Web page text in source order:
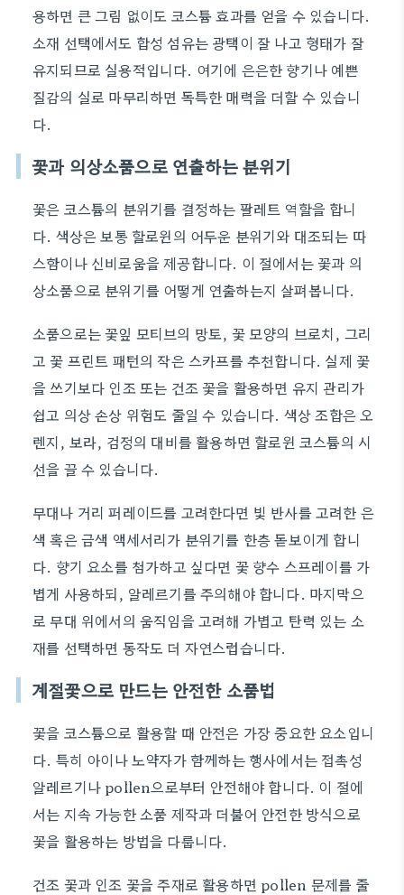
용하면 큰 그림 없이도 코스튬 효과를 얻을 수 있습니다.
소재 선택에서도 합성 섬유는 광택이 잘 나고 형태가 잘
유지되므로 실용적입니다. 여기에 은은한 향기나 예쁜
질감의 실로 마무리하면 독특한 매력을 더할 수 있습니
다.
꽃과 의상소품으로 연출하는 분위기
꽃은 코스튬의 분위기를 결정하는 팔레트 역할을 합니
다. 색상은 보통 할로윈의 어두운 분위기와 대조되는 따
스함이나 신비로움을 제공합니다. 이 절에서는 꽃과 의
상소품으로 분위기를 어떻게 연출하는지 살펴봅니다.
소품으로는 꽃잎 모티브의 망토, 꽃 모양의 브로치, 그리
고 꽃 프린트 패턴의 작은 스카프를 추천합니다. 실제 꽃
을 쓰기보다 인조 또는 건조 꽃을 활용하면 유지 관리가
쉽고 의상 손상 위험도 줄일 수 있습니다. 색상 조합은 오
렌지, 보라, 검정의 대비를 활용하면 할로윈 코스튬의 시
선을 끌 수 있습니다.
무대나 거리 퍼레이드를 고려한다면 빛 반사를 고려한 은
색 혹은 금색 액세서리가 분위기를 한층 돋보이게 합니
다. 향기 요소를 첨가하고 싶다면 꽃 향수 스프레이를 가
볍게 사용하되, 알레르기를 주의해야 합니다. 마지막으
로 무대 위에서의 움직임을 고려해 가볍고 탄력 있는 소
재를 선택하면 동작도 더 자연스럽습니다.
계절꽃으로 만드는 안전한 소품법
꽃을 코스튬으로 활용할 때 안전은 가장 중요한 요소입니
다. 특히 아이나 노약자가 함께하는 행사에서는 접촉성
알레르기나 pollen으로부터 안전해야 합니다. 이 절에
서는 지속 가능한 소품 제작과 더불어 안전한 방식으로
꽃을 활용하는 방법을 다룹니다.
건조 꽃과 인조 꽃을 주재로 활용하면 pollen 문제를 줄